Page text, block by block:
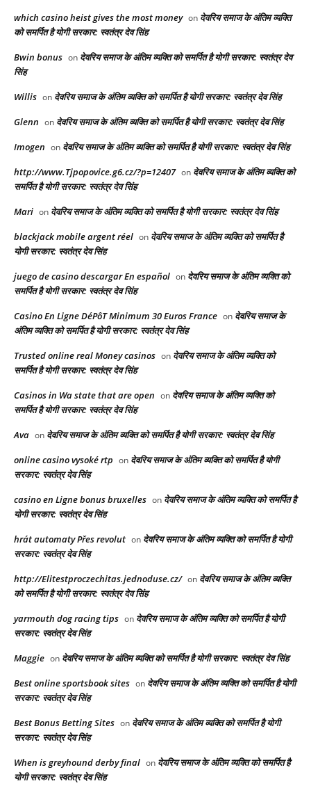
which casino heist gives the most money on देवरिय समाज के अंतिम व्यक्ति
को समर्पित है योगी सरकार: स्वतंत्र देव सिंह
Bwin bonus on देवरिय समाज के अंतिम व्यक्ति को समर्पित है योगी सरकार: स्वतंत्र देव
सिंह
Willis on देवरिय समाज के अंतिम व्यक्ति को समर्पित है योगी सरकार: स्वतंत्र देव सिंह
Glenn on देवरिय समाज के अंतिम व्यक्ति को समर्पित है योगी सरकार: स्वतंत्र देव सिंह
Imogen on देवरिय समाज के अंतिम व्यक्ति को समर्पित है योगी सरकार: स्वतंत्र देव सिंह
http://www.Tjpopovice.g6.cz/?p=12407 on देवरिय समाज के अंतिम व्यक्ति को
समर्पित है योगी सरकार: स्वतंत्र देव सिंह
Mari on देवरिय समाज के अंतिम व्यक्ति को समर्पित है योगी सरकार: स्वतंत्र देव सिंह
blackjack mobile argent réel on देवरिय समाज के अंतिम व्यक्ति को समर्पित है
योगी सरकार: स्वतंत्र देव सिंह
juego de casino descargar En español on देवरिय समाज के अंतिम व्यक्ति को
समर्पित है योगी सरकार: स्वतंत्र देव सिंह
Casino En Ligne DéPôT Minimum 30 Euros France on देवरिय समाज के
अंतिम व्यक्ति को समर्पित है योगी सरकार: स्वतंत्र देव सिंह
Trusted online real Money casinos on देवरिय समाज के अंतिम व्यक्ति को
समर्पित है योगी सरकार: स्वतंत्र देव सिंह
Casinos in Wa state that are open on देवरिय समाज के अंतिम व्यक्ति को
समर्पित है योगी सरकार: स्वतंत्र देव सिंह
Ava on देवरिय समाज के अंतिम व्यक्ति को समर्पित है योगी सरकार: स्वतंत्र देव सिंह
online casino vysoké rtp on देवरिय समाज के अंतिम व्यक्ति को समर्पित है योगी
सरकार: स्वतंत्र देव सिंह
casino en Ligne bonus bruxelles on देवरिय समाज के अंतिम व्यक्ति को समर्पित है
योगी सरकार: स्वतंत्र देव सिंह
hrát automaty Přes revolut on देवरिय समाज के अंतिम व्यक्ति को समर्पित है योगी
सरकार: स्वतंत्र देव सिंह
http://Elitestproczechitas.jednoduse.cz/ on देवरिय समाज के अंतिम व्यक्ति
को समर्पित है योगी सरकार: स्वतंत्र देव सिंह
yarmouth dog racing tips​ on देवरिय समाज के अंतिम व्यक्ति को समर्पित है योगी
सरकार: स्वतंत्र देव सिंह
Maggie on देवरिय समाज के अंतिम व्यक्ति को समर्पित है योगी सरकार: स्वतंत्र देव सिंह
Best online sportsbook sites on देवरिय समाज के अंतिम व्यक्ति को समर्पित है योगी
सरकार: स्वतंत्र देव सिंह
Best Bonus Betting Sites on देवरिय समाज के अंतिम व्यक्ति को समर्पित है योगी
सरकार: स्वतंत्र देव सिंह
When is greyhound derby final​ on देवरिय समाज के अंतिम व्यक्ति को समर्पित है
योगी सरकार: स्वतंत्र देव सिंह